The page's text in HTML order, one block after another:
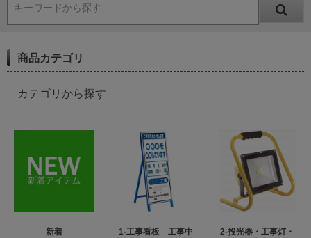
キーワードから探す
商品カテゴリ
カテゴリから探す
新着
1-工事看板 工事中
2-投光器・工事灯・